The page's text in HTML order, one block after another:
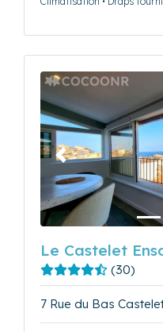
Précédent
Le Castelet
(30)
7 Rue du Bas